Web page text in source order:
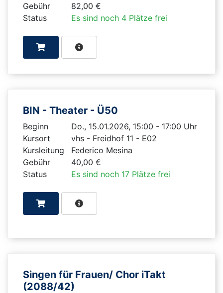
Gebühr
82,00 €
Status
Es sind noch 4 Plätze frei
BIN - Theater - Ü50
Beginn
Do., 15.01.2026, 15:00 - 17:00 Uhr
Kursort
vhs - Freidhof 11 - E02
Kursleitung
Federico Mesina
Gebühr
40,00 €
Status
Es sind noch 17 Plätze frei
Singen für Frauen/ Chor iTakt
(2088/42)